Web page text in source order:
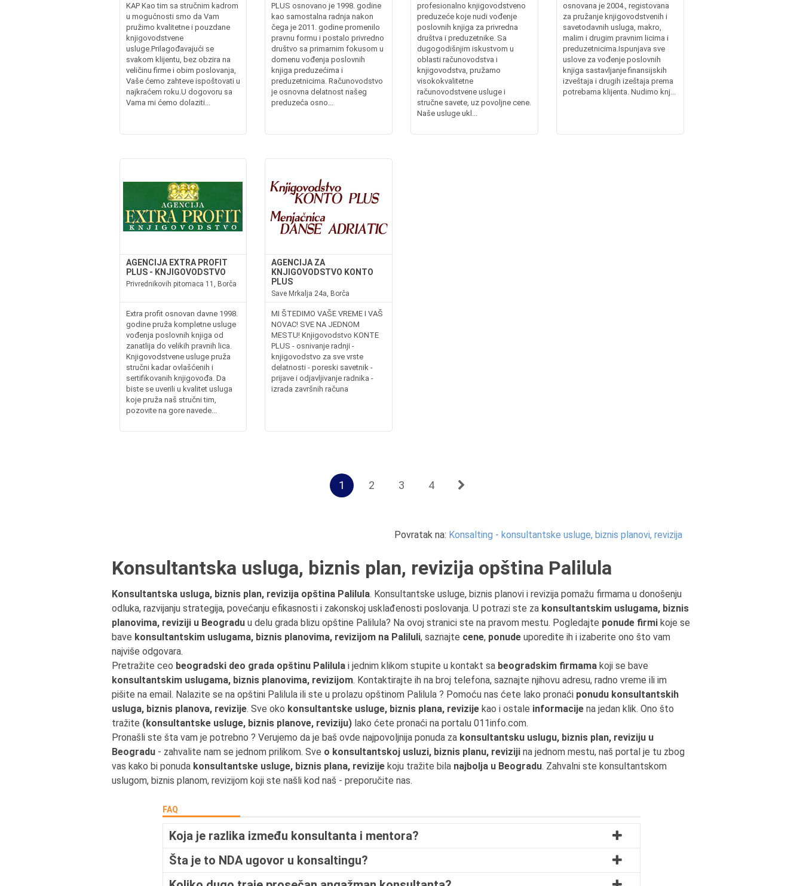
KAP Kao tim sa stručnim kadrom
u mogućnosti smo da Vam
pružimo kvalitetne i pouzdane
knjigovodstvene
usluge.Prilagođavajući se
svakom klijentu, bez obzira na
veličinu firme i obim poslovanja,
Vaše ćemo zahteve ispoštovati u
najkraćem roku.U dogovoru sa
Vama mi ćemo dolaziti...
PLUS osnovano je 1998. godine
kao samostalna radnja nakon
čega je 2011. godine promenilo
pravnu formu i postalo privredno
društvo sa primarnim fokusom u
domenu vođenja poslovnih
knjiga preduzećima i
preduzetnicima. Računovodstvo
je osnovna delatnost našeg
preduzeća osno...
profesionalno knjigovodstveno
preduzeće koje nudi vođenje
poslovnih knjiga za privredna
društva i preduzetnike. Sa
dugogodišnjim iskustvom u
oblasti računovodstva i
knjigovodstva, pružamo
visokokvalitetne
računovodstvene usluge i
stručne savete, uz povoljne cene.
Naše usluge ukl...
osnovana je 2004., registovana
za pružanje knjigovodstvenih i
savetodavnih usluga, makro,
malim i drugim pravnim licima i
preduzetnicima.Ispunjava sve
uslove za vođenje poslovnih
knjiga sastavljanje finansijskih
izveštaja i drugih izeštaja prema
potrebama klijenta. Nudimo knj...
AGENCIJA EXTRA PROFIT
PLUS - KNJIGOVODSTVO
Privrednikovih pitomaca 11, Borča
Extra profit osnovan davne 1998.
godine pruža kompletne usluge
vođenja poslovnih knjiga od
zanatlija do velikih pravnih lica.
Knjigovodstvene usluge pruža
stručni kadar ovlašćenih i
sertifikovanih knjigovođa. Da
biste se uverili u kvalitet usluga
koje pruža naš stručni tim,
pozovite na gore navede...
AGENCIJA ZA
KNJIGOVODSTVO KONTO
PLUS
Save Mrkalja 24a, Borča
MI ŠTEDIMO VAŠE VREME I VAŠ
NOVAC! SVE NA JEDNOM
MESTU! Knjigovodstvo KONTE
PLUS - osnivanje radnji -
knjigovodstvo za sve vrste
delatnosti - poreski savetnik -
prijave i odjavljivanje radnika -
izrada završnih računa
1 2 3 4
Povratak na: Konsalting - konsultantske usluge, biznis planovi, revizija
Konsultantska usluga, biznis plan, revizija opština Palilula
Konsultantska usluga, biznis plan, revizija opština Palilula. Konsultantske usluge, biznis planovi i revizija pomažu firmama u donošenju
odluka, razvijanju strategija, povećanju efikasnosti i zakonskoj usklađenosti poslovanja. U potrazi ste za konsultantskim uslugama, biznis
planovima, reviziji u Beogradu u delu grada blizu opštine Palilula? Na ovoj stranici ste na pravom mestu. Pogledajte ponude firmi koje se
bave konsultantskim uslugama, biznis planovima, revizijom na Paliluli, saznajte cene, ponude uporedite ih i izaberite ono što vam
najviše odgovara.
Pretražite ceo beogradski deo grada opštinu Palilula i jednim klikom stupite u kontakt sa beogradskim firmama koji se bave
konsultantskim uslugama, biznis planovima, revizijom. Kontaktirajte ih na broj telefona, saznajte njihovu adresu, radno vreme ili im
pišite na email. Nalazite se na opštini Palilula ili ste u prolazu opštinom Palilula ? Pomoću nas ćete lako pronaći ponudu konsultantskih
usluga, biznis planova, revizije. Sve oko konsultantske usluge, biznis plana, revizije kao i ostale informacije na jedan klik. Ono što
tražite (konsultantske usluge, biznis planove, reviziju) lako ćete pronaći na portalu 011info.com.
Pronašli ste šta vam je potrebno ? Verujemo da je baš ovde najpovoljnija ponuda za konsultantsku uslugu, biznis plan, reviziju u
Beogradu - zahvalite nam se jednom prilikom. Sve o konsultantskoj usluzi, biznis planu, reviziji na jednom mestu, naš portal je tu zbog
vas kako bi ponuda konsultantske usluge, biznis plana, revizije koju tražite bila najbolja u Beogradu. Zahvalni ste konsultantskom
uslugom, biznis planom, revizijom koji ste našli kod naš - preporučite nas.
FAQ
Koja je razlika između konsultanta i mentora?
Šta je to NDA ugovor u konsaltingu?